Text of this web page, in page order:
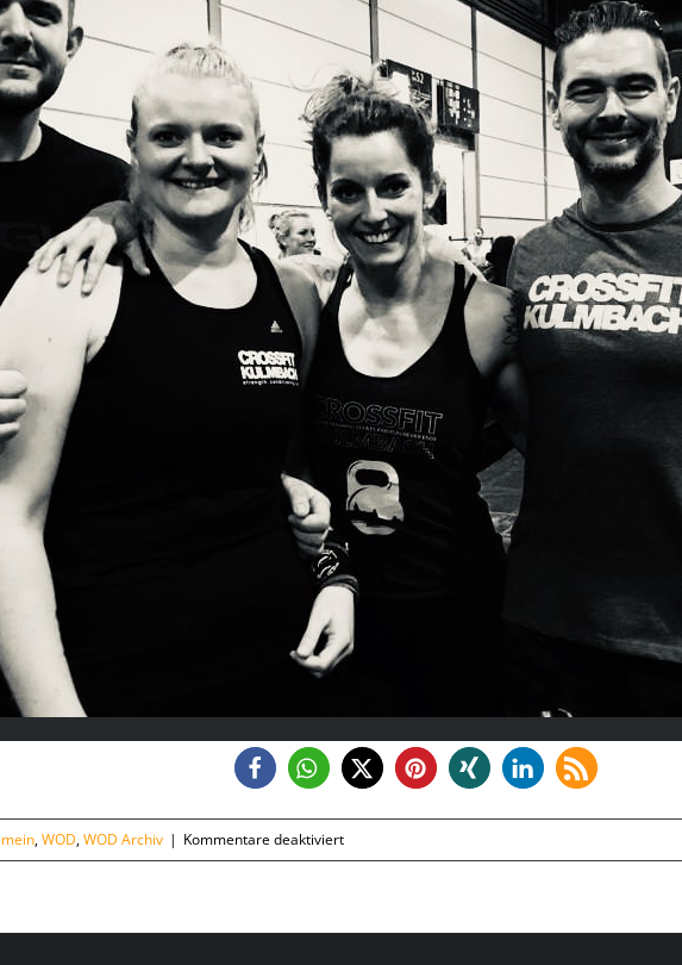
,WOD,WOD Archiv | Kommentare deaktiviertfür
Dienstag,